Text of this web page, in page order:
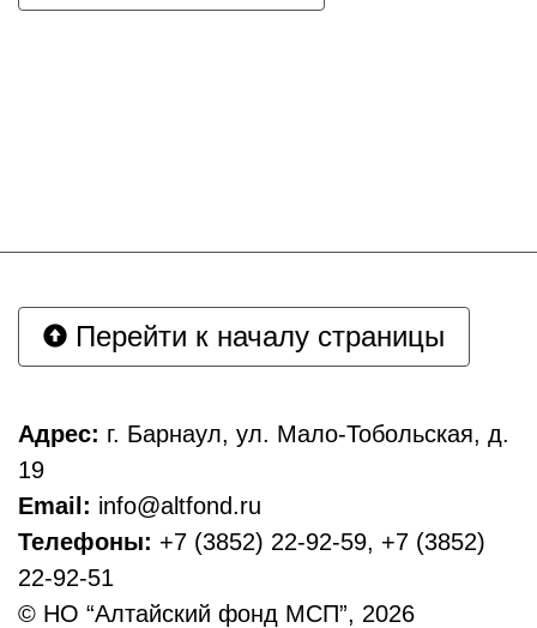
Перейти к началу страницы
Адрес: г. Барнаул, ул. Мало-Тобольская, д.
19
Email: info@altfond.ru
Телефоны: +7 (3852) 22-92-59, +7 (3852)
22-92-51
© НО “Алтайский фонд МСП”, 2026